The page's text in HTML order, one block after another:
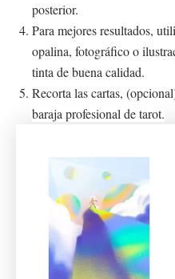
posterior.
Para mejores resultados,
opalina, fotográfico o
tinta de buena calidad.
Recorta las cartas,
baraja profesional de tarot.